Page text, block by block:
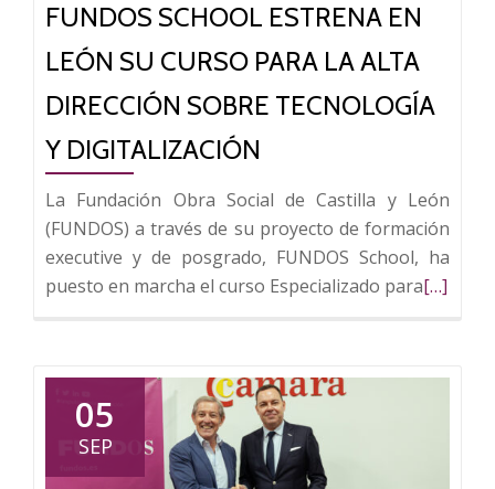
en
Comercial
FUNDOS SCHOOL ESTRENA EN
LEÓN SU CURSO PARA LA ALTA
DIRECCIÓN SOBRE TECNOLOGÍA
Y DIGITALIZACIÓN
La Fundación Obra Social de Castilla y León
(FUNDOS) a través de su proyecto de formación
executive y de posgrado, FUNDOS School, ha
puesto en marcha el curso Especializado paraLeer
[…]
05
SEP